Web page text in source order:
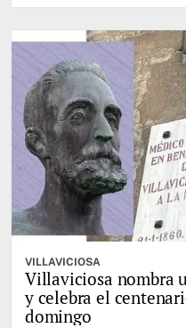
VILLAVICIOSA
Villaviciosa nombra
y celebra el
domingo